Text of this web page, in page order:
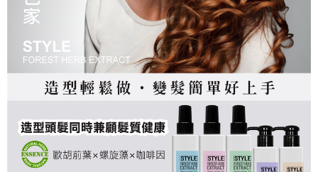
１．透過由恩沛科技股份有限公司提供之「AFTEE先享後付」服務完成之交
易，需依本服務之必要範圍內提供個人資料，並將交易相關給付款項請求債
權轉讓予恩沛科技股份有限公司。
２．關於個人資料處理事宜，請瀏覽以下網址：
https://aftee.tw/terms/#terms3
３．未成年的使用者請事先徵得法定代理人或監護人之同意方可使用
「AFTEE先享後付」，若未經同意申辦者引起之損失，本公司不負相關責
４．使用「AFTEE先享後付」時，將依據個別帳號之用戶狀況，依本公司即
時審查核予不同之上限額度；若仍有額度不足之情形，本公司將視審查結果
請求用戶進行身份認證。
５．嚴禁一人註冊多個帳號或使用他人資訊註冊。若發現惡意使用之情形，
恩沛科技股份有限公司將有權停止該用戶之使用額度並採取法律行動。
每筆NT$80，滿NT$699(含以上)免運費
付款後7-11取貨
每筆NT$80，滿NT$699(含以上)免運費
每筆NT$80，滿NT$699(含以上)免運費
免運
每筆NT$80，滿NT$699(含以上)免運費